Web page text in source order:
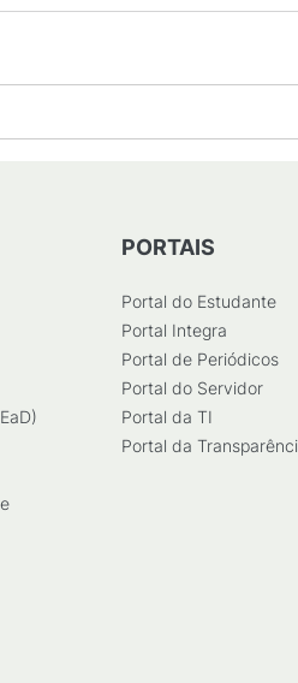
PORTAIS
Portal do Estudante
Portal Integra
Portal de Periódicos
Portal do Servidor
Portal da TI
Portal da